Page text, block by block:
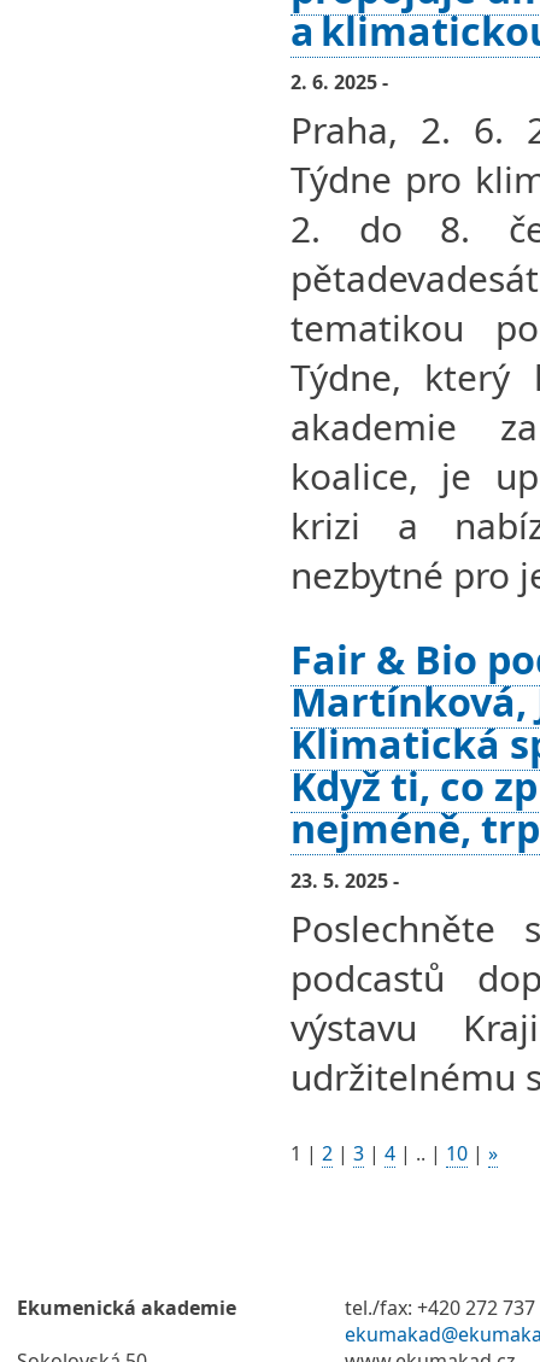
a
2. 6. 2025 -
Praha, 2. 6.
Týdne pro
2. do 8.
tematikou
Týdne, který
akademie
koalice, je
krizi a
nezbytné pro
Fair & Bio
Martínková,
Klimatická
Když ti, co
nejméně,
23. 5. 2025 -
podcastů
výstavu
udržitelnému
1 | 2 | 3 | 4 | .. | 10 | »
Ekumenická akademie
tel./fax: +420 272 737